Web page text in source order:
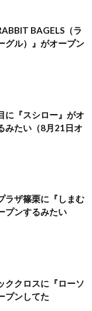
BAGELS（ラ
グル）』がオープン
に『スシロー』がオ
みたい（8月21日オ
ラザ篠栗に『しまむ
プンするみたい
ククロスに『ローソ
プンしてた